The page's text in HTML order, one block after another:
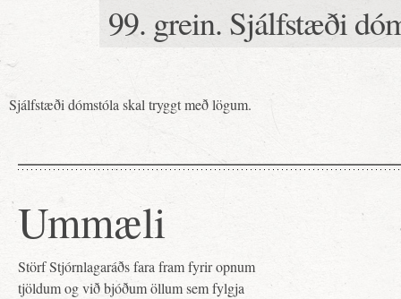
99. grein. Sjálfstæði
Sjálfstæði dómstóla skal tryggt með lögum.
Ummæli
Störf Stjórnlagaráðs fara fram fyrir opnum
tjöldum og við bjóðum öllum sem fylgja